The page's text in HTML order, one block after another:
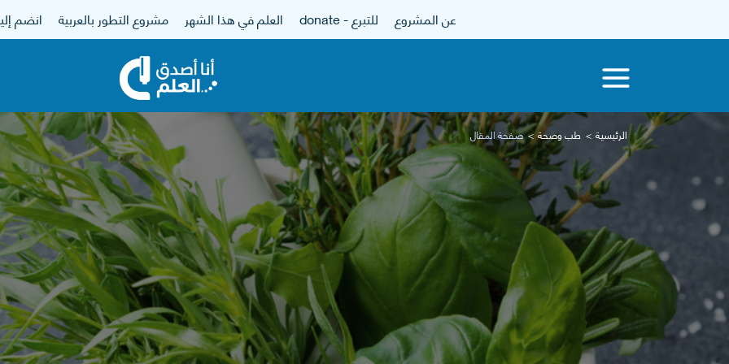
عن المشروع للتبرع - donate العلم في هذا الشهر مشروع التطور بالعربية انضم
الرئيسية طب وصحة صفحة المقال